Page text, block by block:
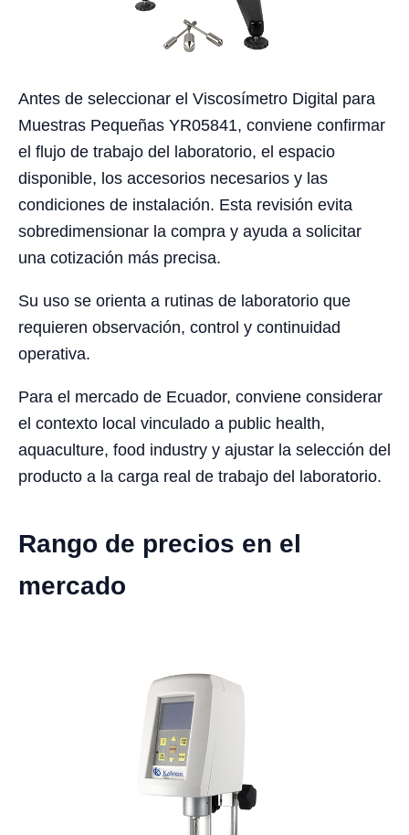
Antes de seleccionar el Viscosímetro Digital para
Muestras Pequeñas YR05841, conviene confirmar
el flujo de trabajo del laboratorio, el espacio
disponible, los accesorios necesarios y las
condiciones de instalación. Esta revisión evita
sobredimensionar la compra y ayuda a solicitar
una cotización más precisa.
Su uso se orienta a rutinas de laboratorio que
requieren observación, control y continuidad
operativa.
Para el mercado de Ecuador, conviene considerar
el contexto local vinculado a public health,
aquaculture, food industry y ajustar la selección del
producto a la carga real de trabajo del laboratorio.
Rango de precios en el
mercado